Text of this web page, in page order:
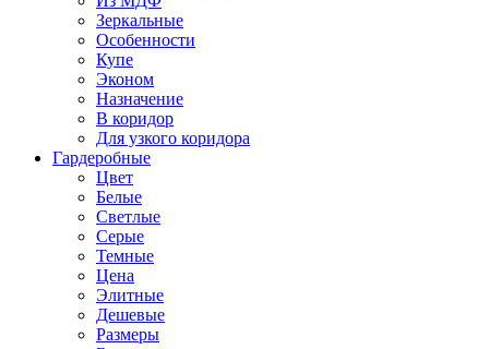
Зеркальные
Особенности
Купе
Эконом
Назначение
В коридор
Для узкого коридора
Гардеробные
Цвет
Белые
Светлые
Серые
Темные
Цена
Элитные
Дешевые
Размеры